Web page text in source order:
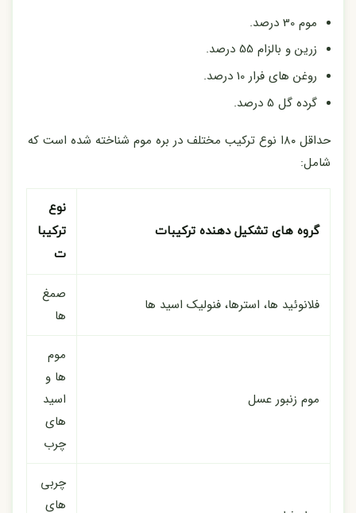
موم 30 درصد.
زرین و بالزام 55 درصد.
روغن های فرار 10 درصد.
گرده گل 5 درصد.
حداقل ۸۰ا نوع ترکیب مختلف در بره موم شناخته شده است که
شامل:
گروه های تشکیل دهنده ترکیبات
نوع
ترکیبا
ت
فلانوئید ها، استرها، فنولیک اسید ها
صمغ
ها
موم زنبور عسل
موم
ها و
اسید
های
چرب
چربی
های